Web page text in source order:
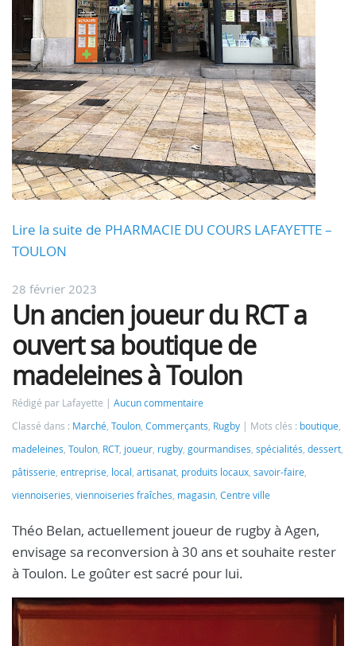
Lire la suite de PHARMACIE DU COURS LAFAYETTE –
TOULON
28 février 2023
Un ancien joueur du RCT a
ouvert sa boutique de
madeleines à Toulon
Rédigé par Lafayette
Aucun commentaire
Classé dans : Marché, Toulon, Commerçants, Rugby Mots clés : boutique,
madeleines, Toulon, RCT, joueur, rugby, gourmandises, spécialités, dessert,
pâtisserie, entreprise, local , artisanat, produits locaux, savoir-faire,
viennoiseries, viennoiseries fraîches, magasin, Centre ville
Théo Belan, actuellement joueur de rugby à Agen,
envisage sa reconversion à 30 ans et souhaite rester
à Toulon. Le goûter est sacré pour lui.